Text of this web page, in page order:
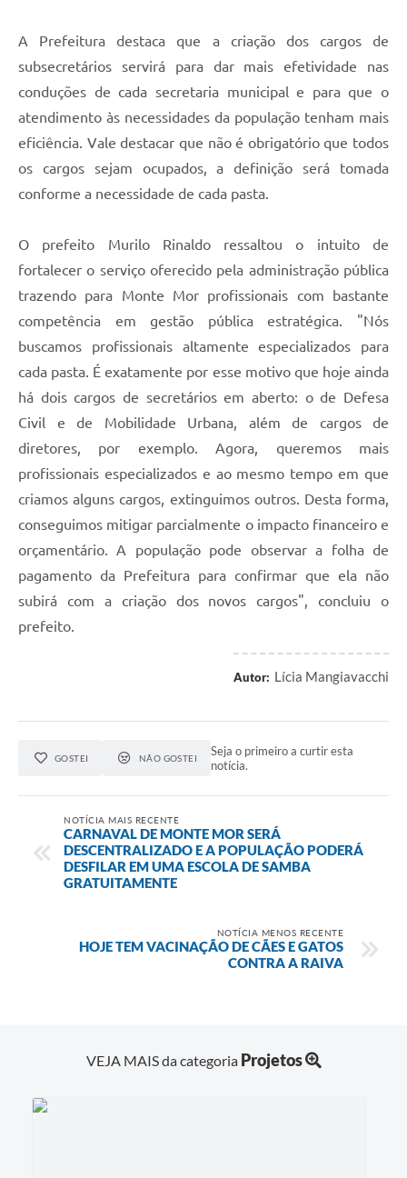
A Prefeitura destaca que a criação dos cargos de
subsecretários servirá para dar mais efetividade nas
conduções de cada secretaria municipal e para que o
atendimento às necessidades da população tenham mais
eficiência. Vale destacar que não é obrigatório que todos
os cargos sejam ocupados, a definição será tomada
conforme a necessidade de cada pasta.
O prefeito Murilo Rinaldo ressaltou o intuito de
fortalecer o serviço oferecido pela administração pública
trazendo para Monte Mor profissionais com bastante
competência em gestão pública estratégica. "Nós
buscamos profissionais altamente especializados para
cada pasta. É exatamente por esse motivo que hoje ainda
há dois cargos de secretários em aberto: o de Defesa
Civil e de Mobilidade Urbana, além de cargos de
diretores, por exemplo. Agora, queremos mais
profissionais especializados e ao mesmo tempo em que
criamos alguns cargos, extinguimos outros. Desta forma,
conseguimos mitigar parcialmente o impacto financeiro e
orçamentário. A população pode observar a folha de
pagamento da Prefeitura para confirmar que ela não
subirá com a criação dos novos cargos", concluiu o
prefeito.
Autor: Lícia Mangiavacchi
GOSTEI NÃO GOSTEI
Seja o primeiro a curtir esta
notícia.
NOTÍCIA MAIS RECENTE
CARNAVAL DE MONTE MOR SERÁ
DESCENTRALIZADO E A POPULAÇÃO PODERÁ
DESFILAR EM UMA ESCOLA DE SAMBA
GRATUITAMENTE
NOTÍCIA MENOS RECENTE
HOJE TEM VACINAÇÃO DE CÃES E GATOS
CONTRA A RAIVA
VEJA MAIS da categoria Projetos